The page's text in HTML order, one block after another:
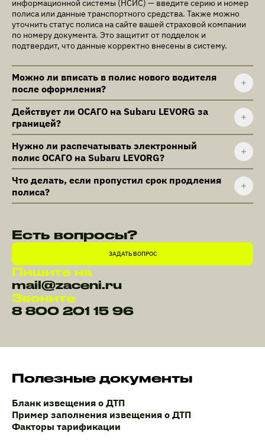
информационной системы (НСИС) — введите серию и номер
полиса или данные транспортного средства. Также можно
уточнить статус полиса на сайте вашей страховой компании
по номеру документа. Это защитит от подделок и
подтвердит, что данные корректно внесены в систему.
Можно ли вписать в полис нового водителя
после оформления?
Действует ли ОСАГО на Subaru LEVORG за
границей?
Нужно ли распечатывать электронный
полис ОСАГО на Subaru LEVORG?
Что делать, если пропустил срок продления
полиса?
Есть вопросы?
ЗАДАТЬ ВОПРОС
Пишите на
mail@zaceni.ru
Звоните
8 800 201 15 96
Полезные документы
Бланк извещения о ДТП
Пример заполнения извещения о ДТП
Факторы тарификации